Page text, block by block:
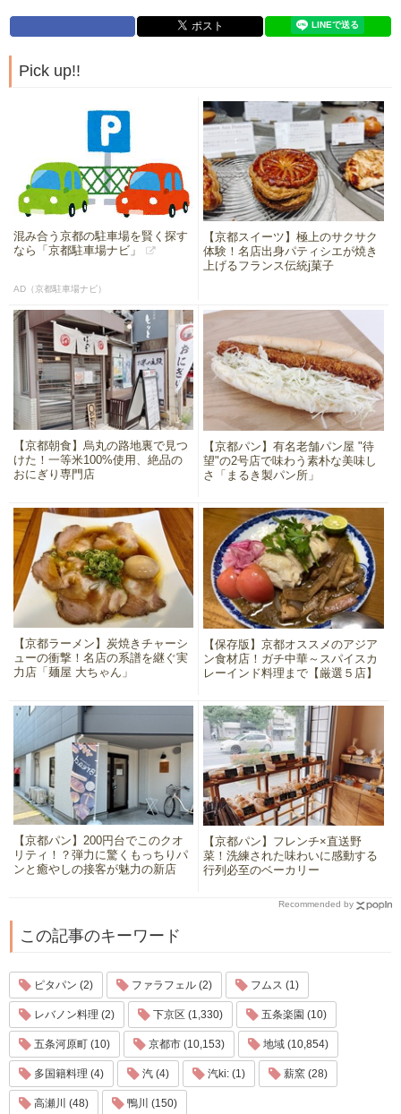
Pick up!!
混み合う京都の駐車場を賢く探す
なら「京都駐車場ナビ」
AD（京都駐車場ナビ）
【京都スイーツ】極上のサクサク
体験！名店出身パティシエが焼き
上げるフランス伝統j菓子
【京都朝食】烏丸の路地裏で見つ
けた！一等米100%使用、絶品の
おにぎり専門店
【京都パン】有名老舗パン屋 "待
望"の2号店で味わう素朴な美味し
さ「まるき製パン所」
【京都ラーメン】炭焼きチャーシ
ューの衝撃！名店の系譜を継ぐ実
力店「麺屋 大ちゃん」
【保存版】京都オススメのアジア
ン食材店！ガチ中華～スパイスカ
レーインド料理まで【厳選５店】
【京都パン】200円台でこのクオ
リティ！？弾力に驚くもっちりパ
ンと癒やしの接客が魅力の新店
【京都パン】フレンチ×直送野
菜！洗練された味わいに感動する
行列必至のベーカリー
Recommended by
この記事のキーワード
ピタパン (2) ファラフェル (2) フムス (1)
レバノン料理 (2) 下京区 (1,330) 五条楽園 (10)
五条河原町 (10) 京都市 (10,153) 地域 (10,854)
多国籍料理 (4) 汽 (4) 汽ki: (1) 薪窯 (28)
高瀬川 (48) 鴨川 (150)